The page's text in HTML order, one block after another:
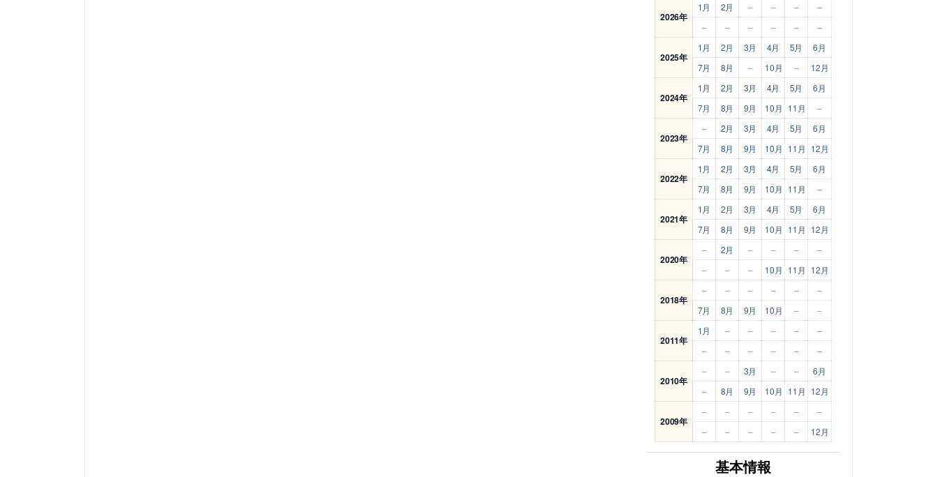
2026年
1月 2月 – – –
–
–
– – – – –
2025年
1月 2月 3月 4月 5月
6月
7月
8月 – 10月 – 12月
2024年
1月 2月 3月 4月 5月
6月
7月
8月 9月 10月 11月 –
2023年
– 2月 3月 4月 5月
6月
7月
8月 9月 10月 11月 12月
2022年
1月 2月 3月 4月 5月
6月
7月
8月 9月 10月 11月 –
2021年
1月 2月 3月 4月 5月
6月
7月
8月 9月 10月 11月 12月
2020年
– 2月 – – –
–
–
– – 10月 11月 12月
2018年
– – – – –
–
7月
8月 9月 10月 – –
2011年
1月 – – – –
–
–
– – – – –
2010年
– – 3月 – –
6月
–
8月 9月 10月 11月 12月
2009年
– – – – –
–
–
– – – – 12月
基本情報